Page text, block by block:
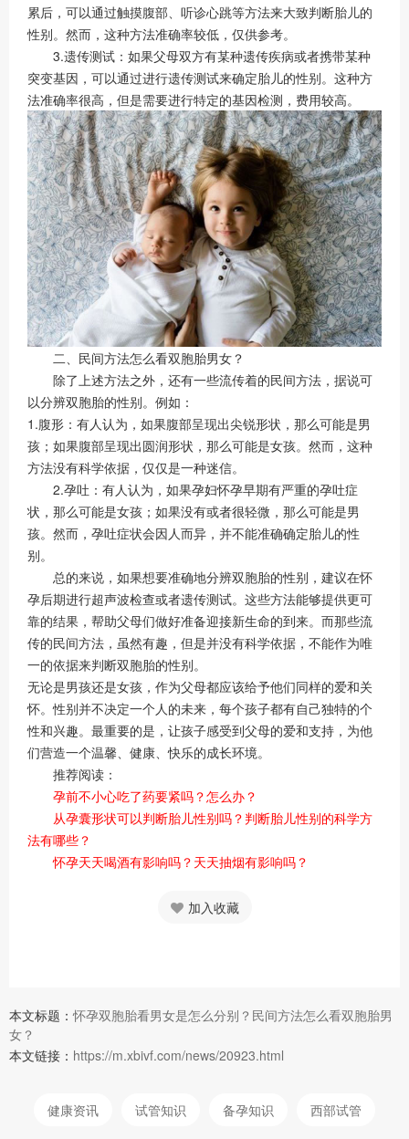
累后，可以通过触摸腹部、听诊心跳等方法来大致判断胎儿的
性别。然而，这种方法准确率较低，仅供参考。
3.遗传测试：如果父母双方有某种遗传疾病或者携带某种
突变基因，可以通过进行遗传测试来确定胎儿的性别。这种方
法准确率很高，但是需要进行特定的基因检测，费用较高。
二、民间方法怎么看双胞胎男女？
除了上述方法之外，还有一些流传着的民间方法，据说可
以分辨双胞胎的性别。例如：
1.腹形：有人认为，如果腹部呈现出尖锐形状，那么可能是男
孩；如果腹部呈现出圆润形状，那么可能是女孩。然而，这种
方法没有科学依据，仅仅是一种迷信。
2.孕吐：有人认为，如果孕妇怀孕早期有严重的孕吐症
状，那么可能是女孩；如果没有或者很轻微，那么可能是男
孩。然而，孕吐症状会因人而异，并不能准确确定胎儿的性
别。
总的来说，如果想要准确地分辨双胞胎的性别，建议在怀
孕后期进行超声波检查或者遗传测试。这些方法能够提供更可
靠的结果，帮助父母们做好准备迎接新生命的到来。而那些流
传的民间方法，虽然有趣，但是并没有科学依据，不能作为唯
一的依据来判断双胞胎的性别。
无论是男孩还是女孩，作为父母都应该给予他们同样的爱和关
怀。性别并不决定一个人的未来，每个孩子都有自己独特的个
性和兴趣。最重要的是，让孩子感受到父母的爱和支持，为他
们营造一个温馨、健康、快乐的成长环境。
推荐阅读：
孕前不小心吃了药要紧吗？怎么办？
从孕囊形状可以判断胎儿性别吗？判断胎儿性别的科学方
法有哪些？
怀孕天天喝酒有影响吗？天天抽烟有影响吗？
加入收藏
本文标题：怀孕双胞胎看男女是怎么分别？民间方法怎么看双胞胎男
女？
本文链接： https://m.xbivf.com/news/20923.html
健康资讯 试管知识 备孕知识 西部试管